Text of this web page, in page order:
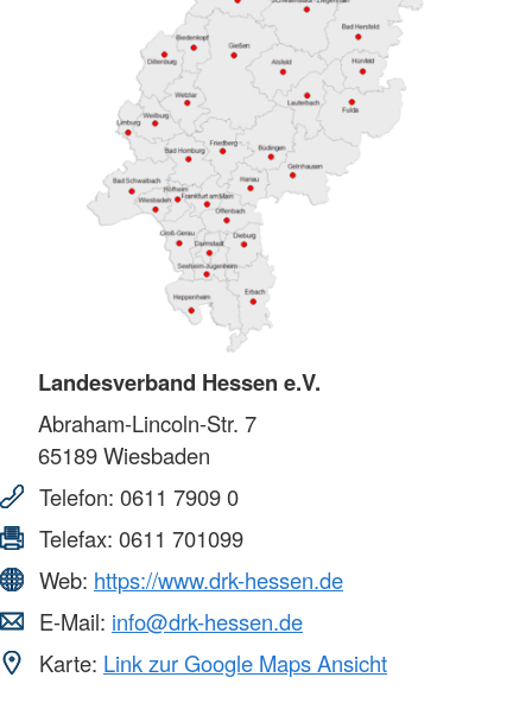
Landesverband Hessen e.V.
Abraham-Lincoln-Str. 7
65189Wiesbaden
Telefon: 0611 7909 0
Telefax: 0611 701099
Web: https://www.drk-hessen.de
E-Mail: info@drk-hessen.de
Karte: Link zur Google Maps Ansicht